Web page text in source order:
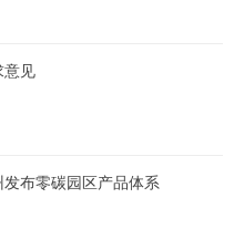
意见
布零碳园区产品体系